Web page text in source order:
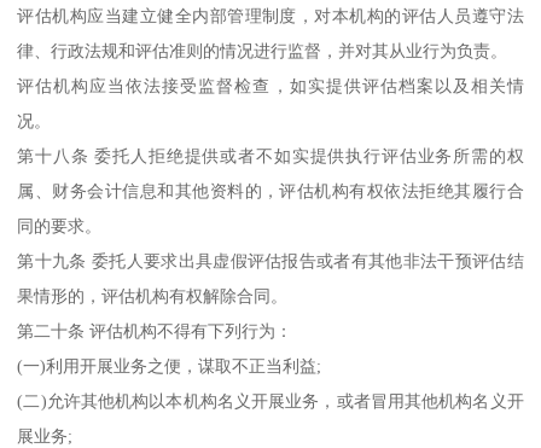
评估机构应当建立健全内部管理制度，对本机构的评估人员遵守法
律、行政法规和评估准则的情况进行监督，并对其从业行为负责。
评估机构应当依法接受监督检查，如实提供评估档案以及相关情
况。
第十八条 委托人拒绝提供或者不如实提供执行评估业务所需的权
属、财务会计信息和其他资料的，评估机构有权依法拒绝其履行合
同的要求。
第十九条 委托人要求出具虚假评估报告或者有其他非法干预评估结
果情形的，评估机构有权解除合同。
第二十条 评估机构不得有下列行为：
(一)利用开展业务之便，谋取不正当利益;
(二)允许其他机构以本机构名义开展业务，或者冒用其他机构名义开
展业务;